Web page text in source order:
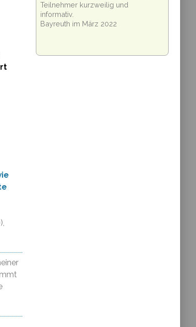
Teilnehmer kurzweilig und
informativ.
Bayreuth im März 2022